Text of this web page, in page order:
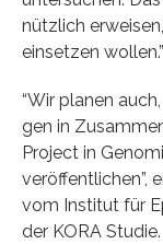
nützlich
einsetzen wollen.”
“Wir planen
gen in
Project in
veröffentlichen”,
vom Institut für
der KORA